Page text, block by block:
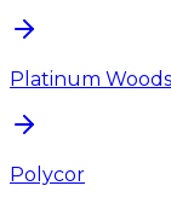
Platinum Woods
Polycor